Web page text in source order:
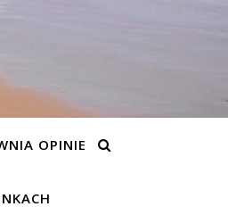
OPINIE